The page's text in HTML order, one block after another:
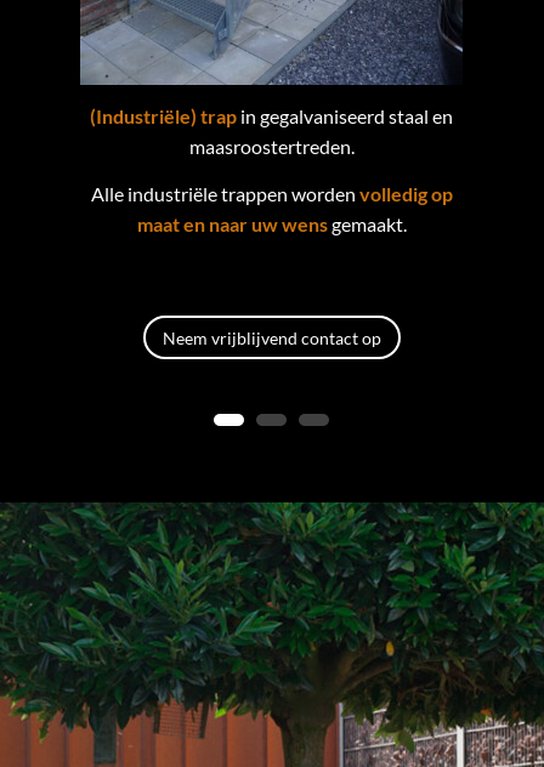
(Industriële) trap in gegalvaniseerd staal en
maasroostertreden.
Alle industriële trappen worden volledig op
maat en naar uw wensgemaakt.
Neem vrijblijvend contact op